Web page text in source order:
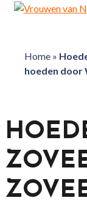
Home»
hoeden door